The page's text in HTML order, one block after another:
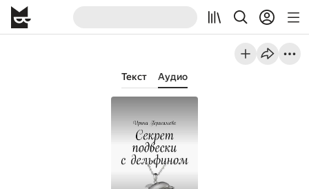
Текст Аудио